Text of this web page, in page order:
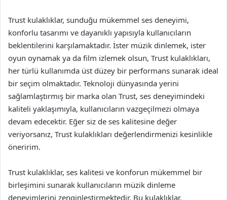
Trust kulaklıklar, sunduğu mükemmel ses deneyimi,
konforlu tasarımı ve dayanıklı yapısıyla kullanıcıların
beklentilerini karşılamaktadır. İster müzik dinlemek, ister
oyun oynamak ya da film izlemek olsun, Trust kulaklıkları,
her türlü kullanımda üst düzey bir performans sunarak ideal
bir seçim olmaktadır. Teknoloji dünyasında yerini
sağlamlaştırmış bir marka olan Trust, ses deneyimindeki
kaliteli yaklaşımıyla, kullanıcıların vazgeçilmezi olmaya
devam edecektir. Eğer siz de ses kalitesine değer
veriyorsanız, Trust kulaklıkları değerlendirmenizi kesinlikle
öneririm.
Trust kulaklıklar, ses kalitesi ve konforun mükemmel bir
birleşimini sunarak kullanıcıların müzik dinleme
deneyimlerini zenginleştirmektedir. Bu kulaklıklar,